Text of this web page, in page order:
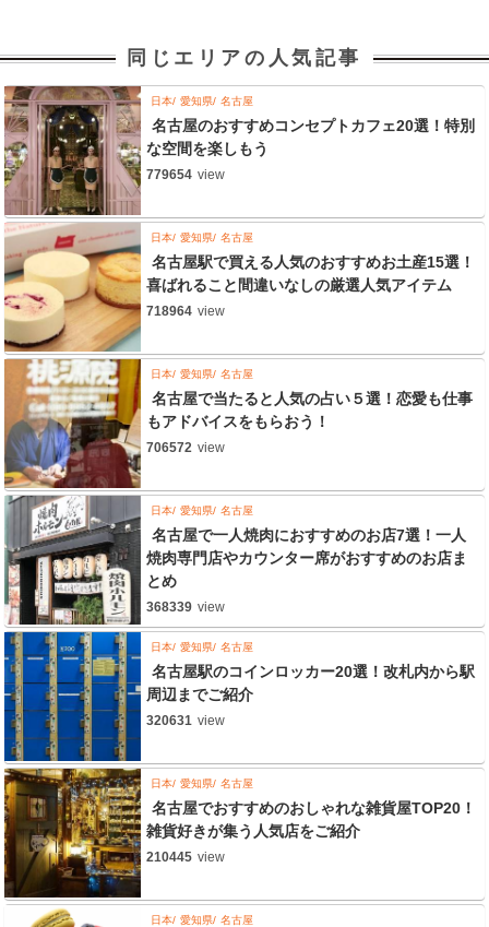
同じエリアの人気記事
日本 愛知県 名古屋
名古屋のおすすめコンセプトカフェ20選！特別
な空間を楽しもう
779654 view
日本 愛知県 名古屋
名古屋駅で買える人気のおすすめお土産15選！
喜ばれること間違いなしの厳選人気アイテム
718964 view
日本 愛知県 名古屋
名古屋で当たると人気の占い５選！恋愛も仕事
もアドバイスをもらおう！
706572 view
日本 愛知県 名古屋
名古屋で一人焼肉におすすめのお店7選！一人
焼肉専門店やカウンター席がおすすめのお店ま
とめ
368339 view
日本 愛知県 名古屋
名古屋駅のコインロッカー20選！改札内から駅
周辺までご紹介
320631 view
日本 愛知県 名古屋
名古屋でおすすめのおしゃれな雑貨屋TOP20！
雑貨好きが集う人気店をご紹介
210445 view
日本 愛知県 名古屋